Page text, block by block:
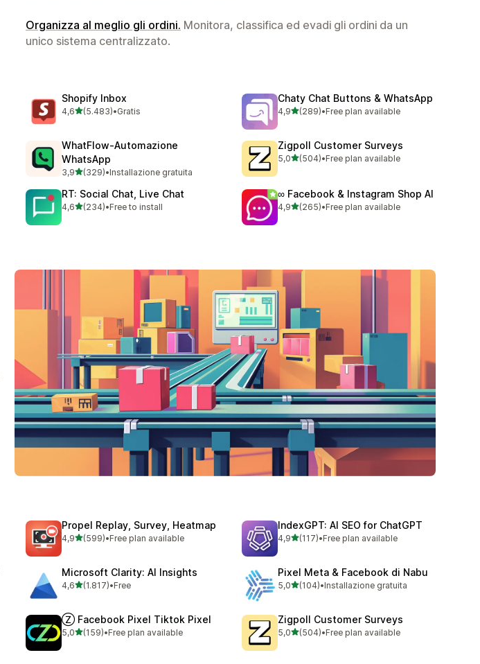
Organizza al meglio gli ordini. Monitora, classifica ed evadi gli ordini da un
unico sistema centralizzato.
Shopify Inbox
4,6stelle su 5
(5.483)
5483 recensioni totali
•Gratis
Chaty Chat Buttons & WhatsApp
4,9stelle su 5
(289)
289 recensioni totali
•Free plan available
WhatFlow‑Automazione
WhatsApp
3,9stelle su 5
(329)
329 recensioni totali
•Installazione gratuita
Zigpoll Customer Surveys
5,0stelle su 5
(504)
504 recensioni totali
•Free plan available
RT: Social Chat, Live Chat
4,6stelle su 5
(234)
234 recensioni totali
•Free to install
∞ Facebook & Instagram Shop AI
4,9stelle su 5
(265)
265 recensioni totali
•Free plan available
Propel Replay, Survey, Heatmap
4,9stelle su 5
(599)
599 recensioni totali
•Free plan available
IndexGPT: AI SEO for ChatGPT
4,9stelle su 5
(117)
117 recensioni totali
•Free plan available
Microsoft Clarity: AI Insights
4,6stelle su 5
(1.817)
1817 recensioni totali
•Free
Pixel Meta & Facebook di Nabu
5,0stelle su 5
(104)
104 recensioni totali
•Installazione gratuita
Ⓩ Facebook Pixel Tiktok Pixel
5,0stelle su 5
(159)
159 recensioni totali
•Free plan available
Zigpoll Customer Surveys
5,0stelle su 5
(504)
504 recensioni totali
•Free plan available